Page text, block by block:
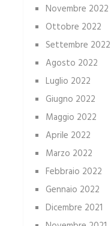
Novembre 2022
Ottobre 2022
Settembre 2022
Agosto 2022
Luglio 2022
Giugno 2022
Maggio 2022
Aprile 2022
Marzo 2022
Febbraio 2022
Gennaio 2022
Dicembre 2021